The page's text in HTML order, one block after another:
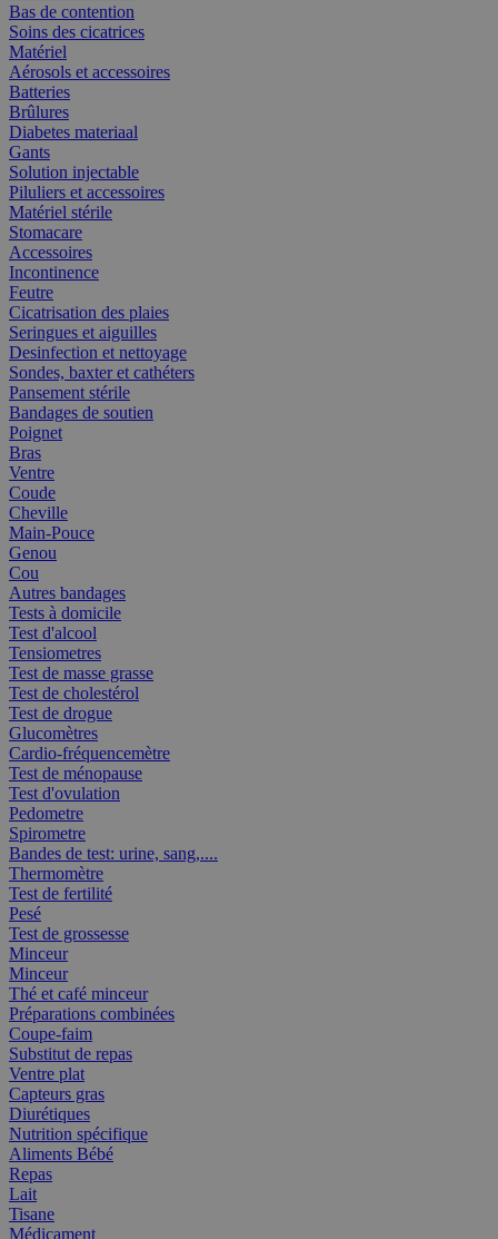
Bas de contention
Soins des cicatrices
Matériel
Aérosols et accessoires
Batteries
Brûlures
Diabetes materiaal
Gants
Solution injectable
Piluliers et accessoires
Matériel stérile
Stomacare
Accessoires
Incontinence
Feutre
Cicatrisation des plaies
Seringues et aiguilles
Desinfection et nettoyage
Sondes, baxter et cathéters
Pansement stérile
Bandages de soutien
Poignet
Bras
Ventre
Coude
Cheville
Main-Pouce
Genou
Cou
Autres bandages
Tests à domicile
Test d'alcool
Tensiometres
Test de masse grasse
Test de cholestérol
Test de drogue
Glucomètres
Cardio-fréquencemètre
Test de ménopause
Test d'ovulation
Pedometre
Spirometre
Bandes de test: urine, sang,....
Thermomètre
Test de fertilité
Pesé
Test de grossesse
Minceur
Minceur
Thé et café minceur
Préparations combinées
Coupe-faim
Substitut de repas
Ventre plat
Capteurs gras
Diurétiques
Nutrition spécifique
Aliments Bébé
Repas
Lait
Tisane
Médicament